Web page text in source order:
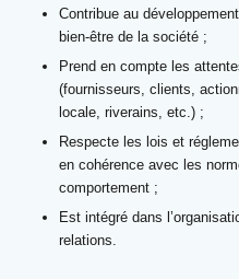
Contribue au
bien-être de la société ;
Prend en compte les
(fournisseurs, clients,
locale, riverains, etc.) ;
Respecte les lois et
en cohérence avec les
comportement ;
Est intégré dans
relations.